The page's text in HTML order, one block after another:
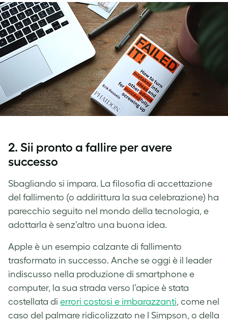
2. Sii pronto a fallire per avere
successo
Sbagliando si impara. La filosofia di accettazione
del fallimento (o addirittura la sua celebrazione) ha
parecchio seguito nel mondo della tecnologia, e
adottarla è senz’altro una buona idea.
Apple è un esempio calzante di fallimento
trasformato in successo. Anche se oggi è il leader
indiscusso nella produzione di smartphone e
computer, la sua strada verso l’apice è stata
costellata di errori costosi e imbarazzanti, come nel
caso del palmare ridicolizzato ne I Simpson, o della